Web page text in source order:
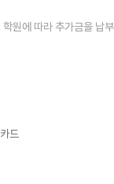
원에 따라 추가금을 납
드